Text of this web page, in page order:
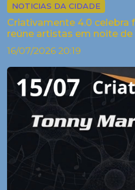
NOTICIAS DA CIDADE
Criativamente 4.0 celebra
reúne artistas em noite
em Palestina
16/07/2026 20:19